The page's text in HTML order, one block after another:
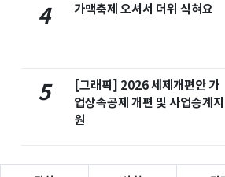
4 가맥축제 오셔서 더위 식혀요
5
[그래픽] 2026 세제개편안 가
업상속공제 개편 및 사업승계지
원